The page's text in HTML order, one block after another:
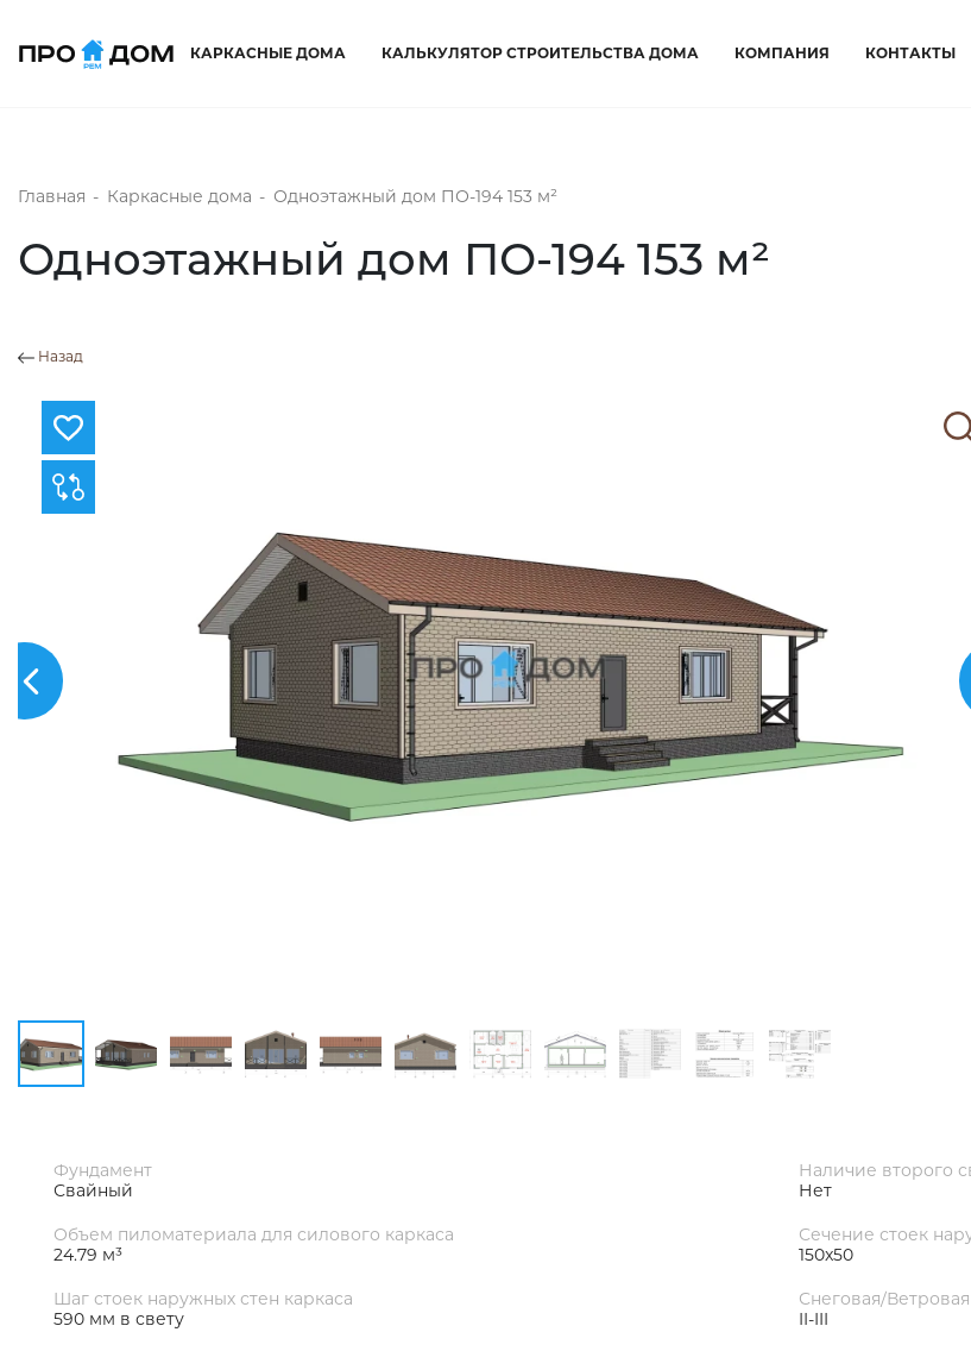
КАРКАСНЫЕ ДОМА КАЛЬКУЛЯТОР СТРОИТЕЛЬСТВА ДОМА КОМПАНИЯ КОНТАКТЫ
Главная - Каркасные дома - Одноэтажный дом ПО-194 153 м²
Одноэтажный дом ПО-194 153 м²
Назад
Фундамент
Свайный
Наличие второго
Нет
Объем пиломатериала для силового каркаса
24.79 м³
Сечение стоек
150x50
Шаг стоек наружных стен каркаса
590 мм в свету
Снеговая/Ветровая
II-III